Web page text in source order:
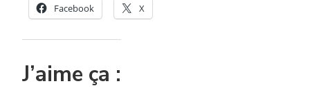
Facebook X
J’aime ça :